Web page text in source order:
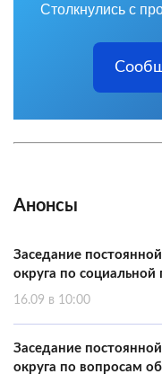
Столкнулись с
Анонсы
Заседание
округа по социальной
16.09 в 10:00
Заседание
округа по вопросам